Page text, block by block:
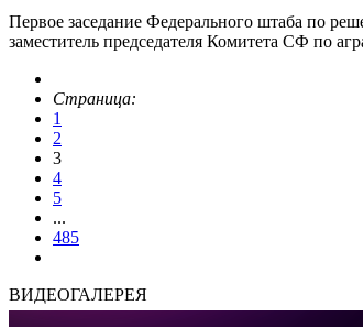
Первое заседание Федерального штаба по
заместитель председателя Комитета СФ по
Страница:
1
2
3
4
5
...
485
ВИДЕОГАЛЕРЕЯ